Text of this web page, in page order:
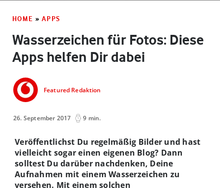
HOME » APPS
Wasserzeichen für Fotos: Diese
Apps helfen Dir dabei
Featured Redaktion
26. September 2017 9 min.
Veröffentlichst Du regelmäßig Bilder und hast
vielleicht sogar einen eigenen Blog? Dann
solltest Du darüber nachdenken, Deine
Aufnahmen mit einem Wasserzeichen zu
versehen. Mit einem solchen